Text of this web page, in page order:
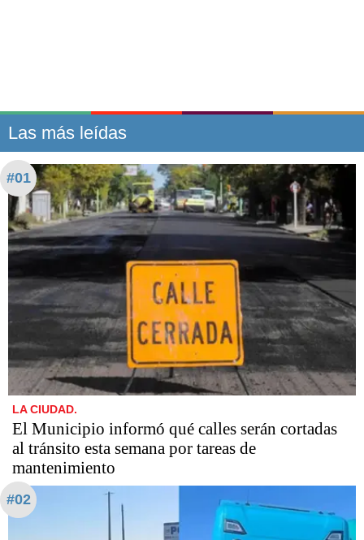
Las más leídas
#01
LA CIUDAD.
El Municipio informó qué calles serán cortadas
al tránsito esta semana por tareas de
mantenimiento
#02